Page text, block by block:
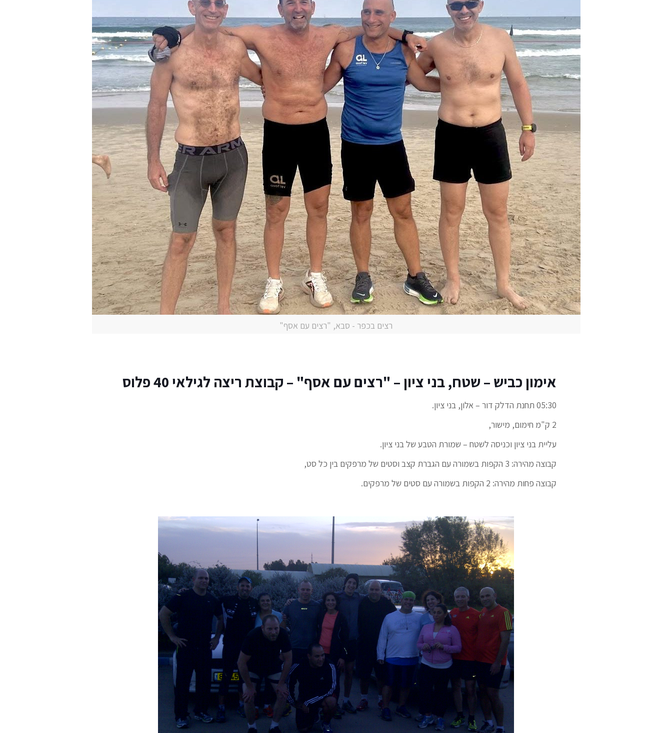
רצים בכפר - סבא, "רצים עם אסף"
אימון כביש – שטח, בני ציון – "רצים עם אסף" – קבוצת ריצה לגילאי 40 פלוס
05:30 תחנת הדלק דור – אלון, בני ציון.
2 ק"מ חימום, מישור,
עליית בני ציון וכניסה לשטח – שמורת הטבע של בני ציון.
קבוצה מהירה: 3 הקפות בשמורה עם הגברת קצב וסטים של מרפקים בין כל סט,
קבוצה פחות מהירה: 2 הקפות בשמורה עם סטים של מרפקים.